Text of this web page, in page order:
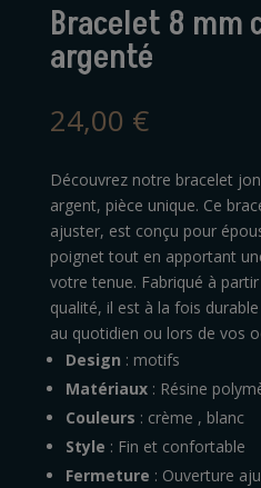
Bracelet 8 mm
argenté
24,00 €
Découvrez notre bracelet
argent, pièce unique. Ce
ajuster, est conçu pour
poignet tout en apportant
votre tenue. Fabriqué à
qualité, il est à la fois
au quotidien ou lors de vos
Design : motifs
Matériaux: Résine
Couleurs : crème , blanc
Style : Fin et confortable
Fermeture : Ouverture